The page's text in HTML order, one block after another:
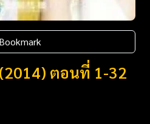
Bookmark
ตอนที่ 1-32